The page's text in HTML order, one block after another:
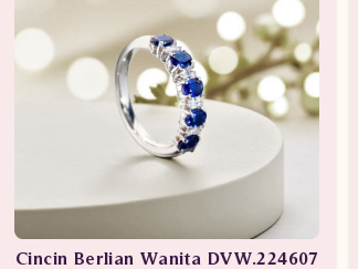
Cincin Berlian Wanita DVW.224607